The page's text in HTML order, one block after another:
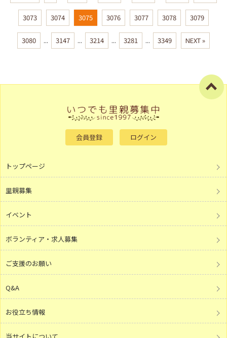
3073 3074 3075 3076 3077 3078 3079
3080 ... 3147 ... 3214 ... 3281 ... 3349 NEXT »
会員登録 ログイン
トップページ
里親募集
イベント
ボランティア・求人募集
ご支援のお願い
Q&A
お役立ち情報